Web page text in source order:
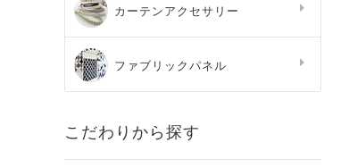
カーテンアクセサリー
ファブリックパネル
こだわりから探す